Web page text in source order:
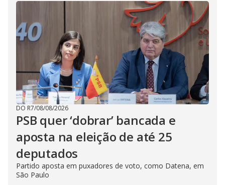
DO R7/08/08/2026
PSB quer ‘dobrar’ bancada e
aposta na eleição de até 25
deputados
Partido aposta em puxadores de voto, como Datena, em
São Paulo